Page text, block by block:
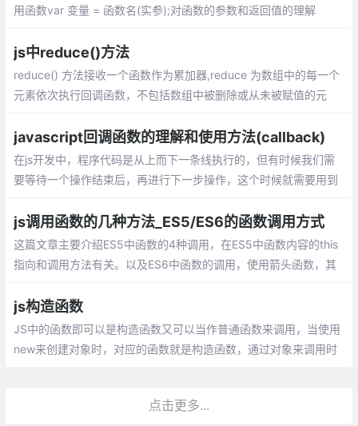
用函数var 变量 = 函数名(实参);对函数的参数和返回值的理解
js中reduce()方法
reduce() 方法接收一个函数作为累加器,reduce 为数组中的每一个
元素依次执行回调函数，不包括数组中被删除或从未被赋值的元
值，当前索引，原数组。
javascript回调函数的理解和使用方法(callback)
在js开发中，程序代码是从上而下一条线执行的，但有时候我们需
要等待一个操作结束后，再进行下一步操作，这个时候就需要用到
()构造函数创建的Function对象。
js调用函数的几种方法_ES5/ES6的函数调用方式
这篇文章主要介绍ES5中函数的4种调用，在ES5中函数内容的this
指向和调用方法有关。以及ES6中函数的调用，使用箭头函数，其
js构造函数
JS中的函数即可以是构造函数又可以当作普通函数来调用，当使用
new来创建对象时，对应的函数就是构造函数，通过对象来调用时
点击更多...